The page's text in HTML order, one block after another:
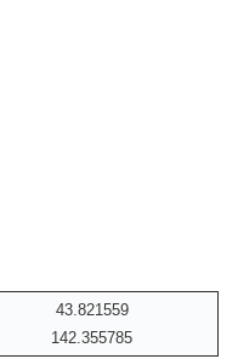
43.821559
142.355785